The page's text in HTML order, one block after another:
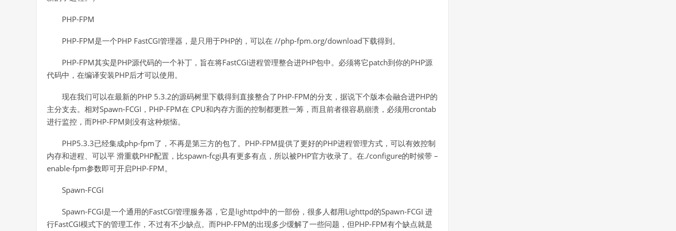
PHP-FPM
PHP-FPM是一个PHP FastCGI管理器，是只用于PHP的，可以在 //php-fpm.org/download下载得到。
PHP-FPM其实是PHP源代码的一个补丁，旨在将FastCGI进程管理整合进PHP包中。必须将它patch到你的PHP源
代码中，在编译安装PHP后才可以使用。
现在我们可以在最新的PHP 5.3.2的源码树里下载得到直接整合了PHP-FPM的分支，据说下个版本会融合进PHP的
主分支去。相对Spawn-FCGI，PHP-FPM在 CPU和内存方面的控制都更胜一筹，而且前者很容易崩溃，必须用crontab
进行监控，而PHP-FPM则没有这种烦恼。
PHP5.3.3已经集成php-fpm了，不再是第三方的包了。PHP-FPM提供了更好的PHP进程管理方式，可以有效控制
内存和进程、可以平 滑重载PHP配置，比spawn-fcgi具有更多有点，所以被PHP官方收录了。在./configure的时候带 –
enable-fpm参数即可开启PHP-FPM。
Spawn-FCGI
Spawn-FCGI是一个通用的FastCGI管理服务器，它是lighttpd中的一部份，很多人都用Lighttpd的Spawn-FCGI 进
行FastCGI模式下的管理工作，不过有不少缺点。而PHP-FPM的出现多少缓解了一些问题，但PHP-FPM有个缺点就是